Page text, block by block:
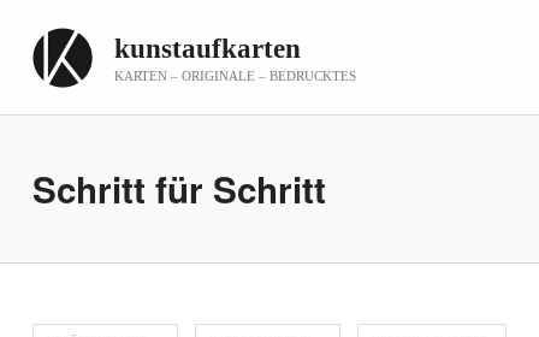
kunstaufkarten
KARTEN – ORIGINALE – BEDRUCKTES
Schritt für Schritt